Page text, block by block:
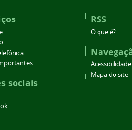
sociais
RSS
O que é?
Acessibilidade
Mapa do site